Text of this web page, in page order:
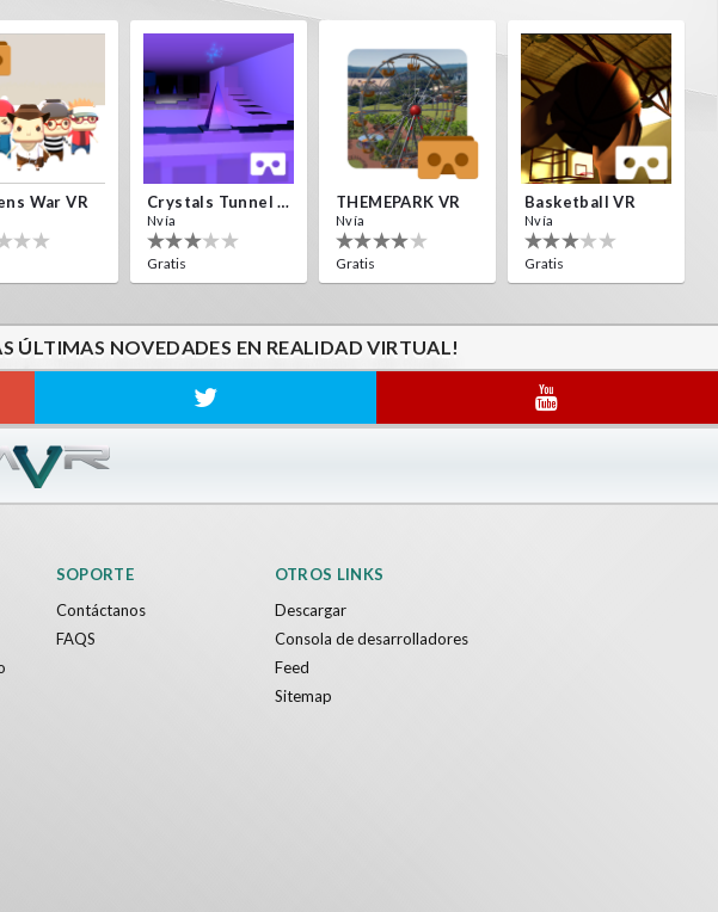
War VR Crystals Tunnel VR
Nvía
Gratis
THEMEPARK VR
Nvía
Gratis
Basketball VR
Nvía
Gratis
ÚLTIMAS NOVEDADES EN REALIDAD VIRTUAL!
SOPORTE
Contáctanos
FAQS
OTROS LINKS
Descargar
Consola de desarrolladores
Feed
Sitemap